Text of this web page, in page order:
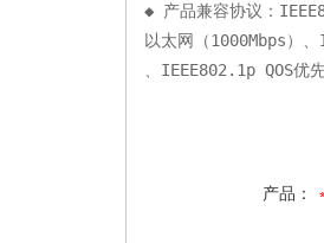
◆ 产品兼容协议：
以太网（1000Mbps）
、IEEE802.1p QOS优
产品：